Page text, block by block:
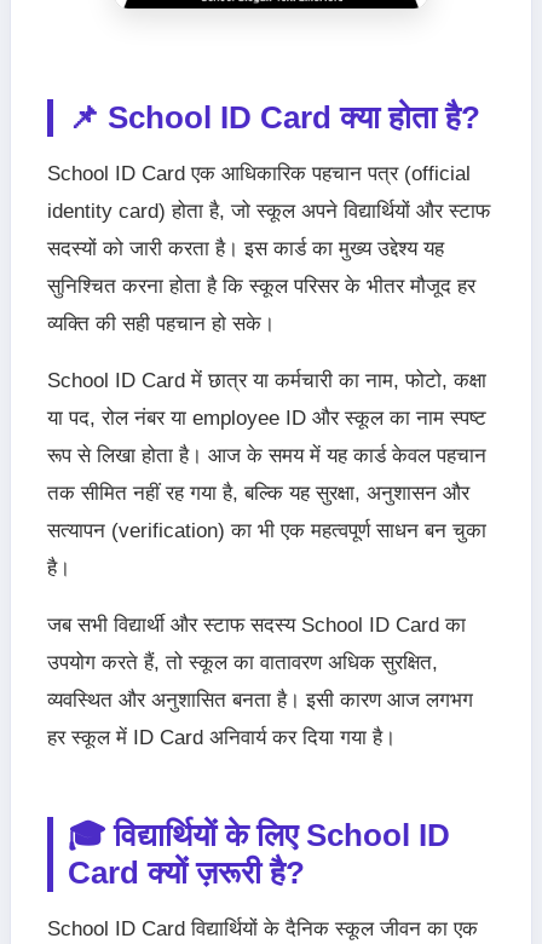
📌 School ID Card क्या होता है?
School ID Card एक आधिकारिक पहचान पत्र (official
identity card) होता है, जो स्कूल अपने विद्यार्थियों और स्टाफ
सदस्यों को जारी करता है। इस कार्ड का मुख्य उद्देश्य यह
सुनिश्चित करना होता है कि स्कूल परिसर के भीतर मौजूद हर
व्यक्ति की सही पहचान हो सके।
School ID Card में छात्र या कर्मचारी का नाम, फोटो, कक्षा
या पद, रोल नंबर या employee ID और स्कूल का नाम स्पष्ट
रूप से लिखा होता है। आज के समय में यह कार्ड केवल पहचान
तक सीमित नहीं रह गया है, बल्कि यह सुरक्षा, अनुशासन और
सत्यापन (verification) का भी एक महत्वपूर्ण साधन बन चुका
है।
जब सभी विद्यार्थी और स्टाफ सदस्य School ID Card का
उपयोग करते हैं, तो स्कूल का वातावरण अधिक सुरक्षित,
व्यवस्थित और अनुशासित बनता है। इसी कारण आज लगभग
हर स्कूल में ID Card अनिवार्य कर दिया गया है।
🎓 विद्यार्थियों के लिए School ID
Card क्यों ज़रूरी है?
School ID Card विद्यार्थियों के दैनिक स्कूल जीवन का एक